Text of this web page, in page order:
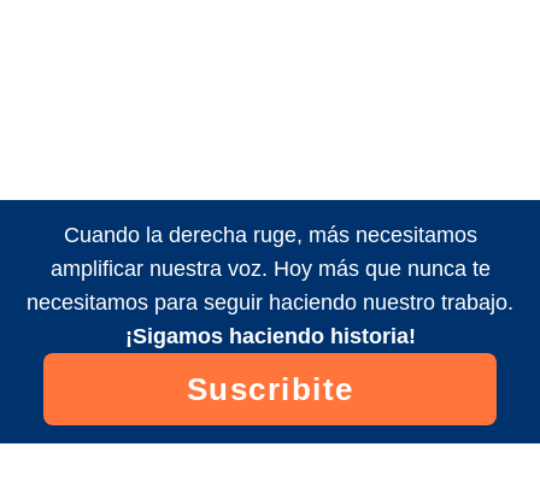
Cuando la derecha ruge, más necesitamos
amplificar nuestra voz. Hoy más que nunca te
necesitamos para seguir haciendo nuestro trabajo.
¡Sigamos haciendo historia!
Suscribite